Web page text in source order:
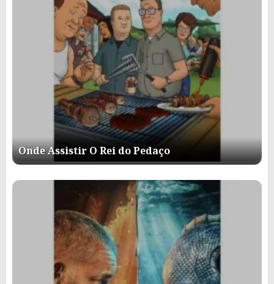
Onde Assistir O Rei do Pedaço